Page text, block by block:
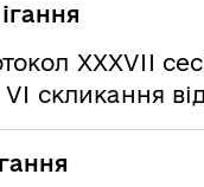
XXХVІІ
скликання